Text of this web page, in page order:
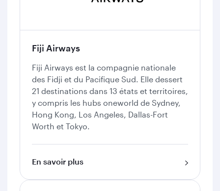
Fiji Airways
​Fiji Airways est la compagnie nationale
des Fidji et du Pacifique Sud. Elle dessert
21 destinations dans 13 états et territoires,
y compris les hubs oneworld de Sydney,
Hong Kong, Los Angeles, Dallas-Fort
Worth et Tokyo.
En savoir plus